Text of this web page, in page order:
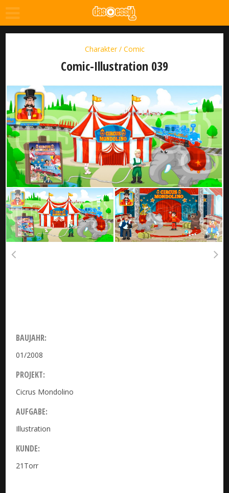
Charakter / Comic
Comic-Illustration 039
BAUJAHR:
01/2008
PROJEKT:
Cicrus Mondolino
AUFGABE:
Illustration
KUNDE:
21Torr